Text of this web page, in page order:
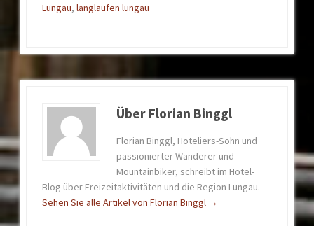
Lungau,langlaufen lungau
Über Florian Binggl
Florian Binggl, Hoteliers-Sohn und
passionierter Wanderer und
Mountainbiker, schreibt im Hotel-
Blog über Freizeitaktivitäten und die Region Lungau.
Sehen Sie alle Artikel von Florian Binggl →